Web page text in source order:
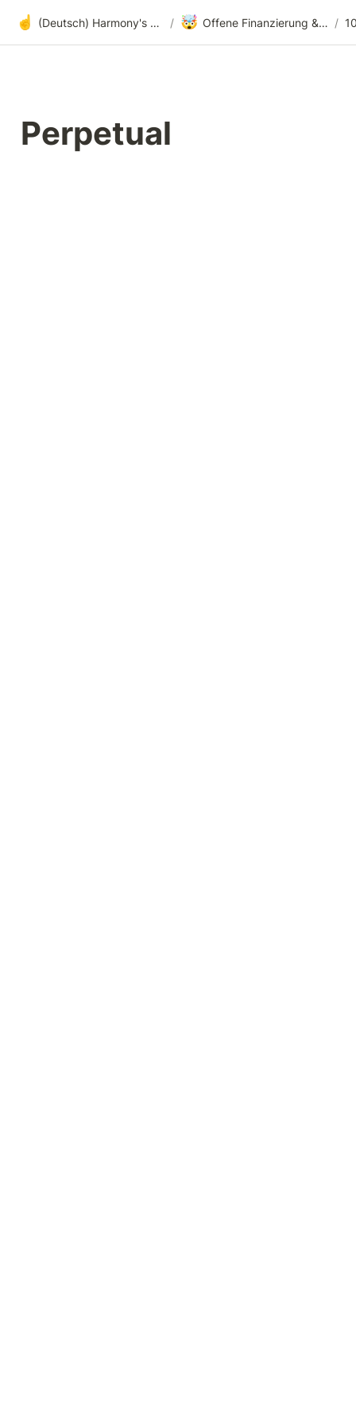
☝️ (Deutsch) Harmony's offene Entwicklung / 🤯 Offene Finanzierung & radikale Transparenz /
Perpetual